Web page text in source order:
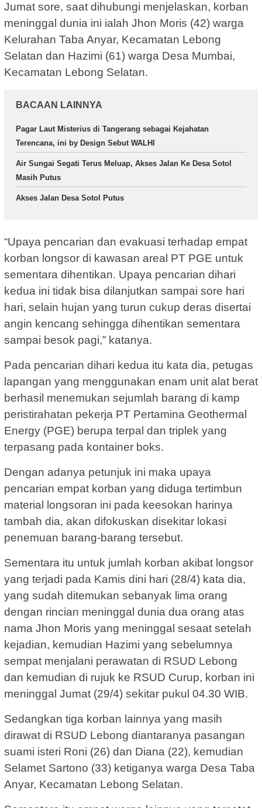
Jumat sore, saat dihubungi menjelaskan, korban
meninggal dunia ini ialah Jhon Moris (42) warga
Kelurahan Taba Anyar, Kecamatan Lebong
Selatan dan Hazimi (61) warga Desa Mumbai,
Kecamatan Lebong Selatan.
BACAAN LAINNYA
Pagar Laut Misterius di Tangerang sebagai Kejahatan
Terencana, ini by Design Sebut WALHI
Air Sungai Segati Terus Meluap, Akses Jalan Ke Desa Sotol
Masih Putus
Akses Jalan Desa Sotol Putus
“Upaya pencarian dan evakuasi terhadap empat
korban longsor di kawasan areal PT PGE untuk
sementara dihentikan. Upaya pencarian dihari
kedua ini tidak bisa dilanjutkan sampai sore hari
hari, selain hujan yang turun cukup deras disertai
angin kencang sehingga dihentikan sementara
sampai besok pagi,” katanya.
Pada pencarian dihari kedua itu kata dia, petugas
lapangan yang menggunakan enam unit alat berat
berhasil menemukan sejumlah barang di kamp
peristirahatan pekerja PT Pertamina Geothermal
Energy (PGE) berupa terpal dan triplek yang
terpasang pada kontainer boks.
Dengan adanya petunjuk ini maka upaya
pencarian empat korban yang diduga tertimbun
material longsoran ini pada keesokan harinya
tambah dia, akan difokuskan disekitar lokasi
penemuan barang-barang tersebut.
Sementara itu untuk jumlah korban akibat longsor
yang terjadi pada Kamis dini hari (28/4) kata dia,
yang sudah ditemukan sebanyak lima orang
dengan rincian meninggal dunia dua orang atas
nama Jhon Moris yang meninggal sesaat setelah
kejadian, kemudian Hazimi yang sebelumnya
sempat menjalani perawatan di RSUD Lebong
dan kemudian di rujuk ke RSUD Curup, korban ini
meninggal Jumat (29/4) sekitar pukul 04.30 WIB.
Sedangkan tiga korban lainnya yang masih
dirawat di RSUD Lebong diantaranya pasangan
suami isteri Roni (26) dan Diana (22), kemudian
Selamet Sartono (33) ketiganya warga Desa Taba
Anyar, Kecamatan Lebong Selatan.